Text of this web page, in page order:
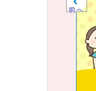
前へ